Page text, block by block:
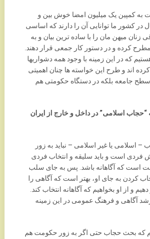
به کمپین یک میلیون امضا خوش بین و
در کشور ما توانایی آن را دارند که اساسی
زنان میهن مان را با ساده ترین بیان و به
کرده و در دستور کار جمعی قرار دهند.
که در این زمینه با وجود همه دشواریها
اند و طرح این خواسته ها چنان اهمیتی
سطح جامعه بلکه در دستگاه حکومتی هم
“حجاب اسلامی” در داخل و خارج از ایران
– اسلامی یا غیر اسلامی – نباید به زور
است و باید سلیقه و انتخاب فردی
است که آگاهانه باشد. پس به جای سلب
کردن به جای او، بهتر است که آگاهی را
و از او بخواهیم که آگاهانه انتخاب کند.
آگاهی و فرهنگ عمومی در این زمینه
کنم که بحث حجاب حتی اگر به زور حکومت هم